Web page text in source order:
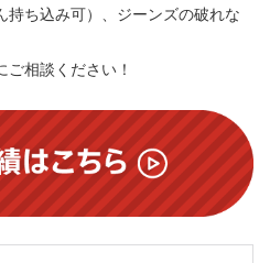
ち込み可）、ジーンズの破れな
相談ください！